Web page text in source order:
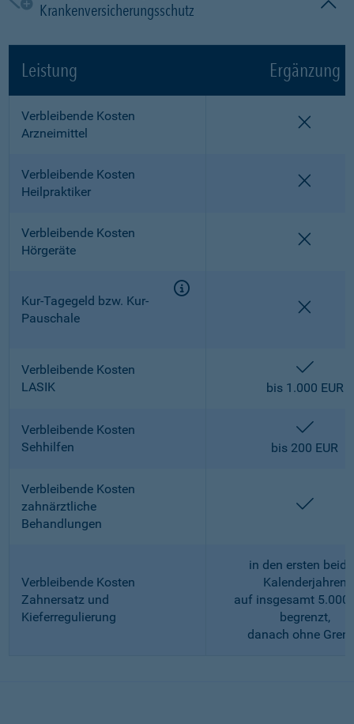
Krankenversicherungsschutz
Leistung Ergänzung
Verbleibende Kosten
Arzneimittel
Verbleibende Kosten
Heilpraktiker
Verbleibende Kosten
Hörgeräte
Kur-Tagegeld bzw. Kur-
Pauschale
Verbleibende Kosten
LASIK
bis 1.000 EUR
Verbleibende Kosten
Sehhilfen
bis 200 EUR
Verbleibende Kosten
zahnärztliche
Behandlungen
Verbleibende Kosten
Zahnersatz und
Kieferregulierung
in den ersten
Kalenderjahren
auf insgesamt 5.000
begrenzt,
danach ohne